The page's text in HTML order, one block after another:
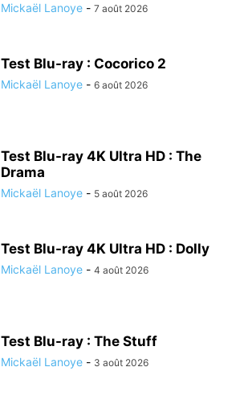
Mickaël Lanoye - 7 août 2026
Test Blu-ray : Cocorico 2
Mickaël Lanoye - 6 août 2026
Test Blu-ray 4K Ultra HD : The
Drama
Mickaël Lanoye - 5 août 2026
Test Blu-ray 4K Ultra HD : Dolly
Mickaël Lanoye - 4 août 2026
Test Blu-ray : The Stuff
Mickaël Lanoye - 3 août 2026